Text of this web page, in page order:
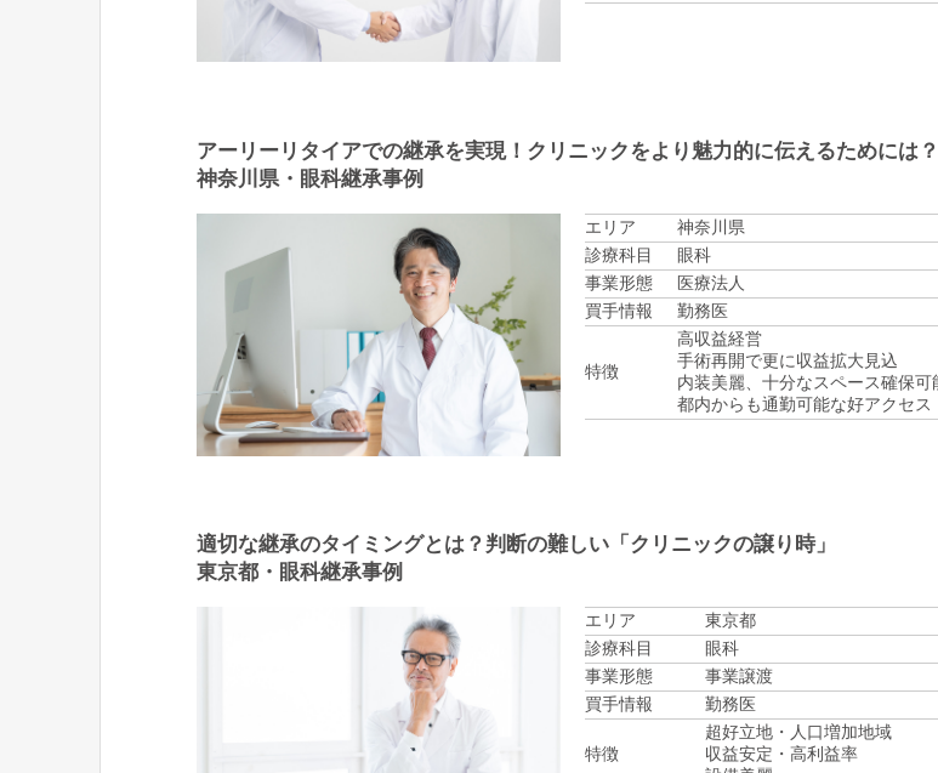
アーリーリタイアでの継承を実現！クリニックをより魅力的に伝えるためには？
神奈川県・眼科継承事例
エリア
神奈川県
診療科目
眼科
事業形態
医療法人
買手情報
勤務医
特徴
高収益経営
手術再開で更に収益拡大見込
内装美麗、十分なスペース確保可
都内からも通勤可能な好アクセス
適切な継承のタイミングとは？判断の難しい「クリニックの譲り時」
東京都・眼科継承事例
エリア
東京都
診療科目
眼科
事業形態
事業譲渡
買手情報
勤務医
特徴
超好立地・人口増加地域
収益安定・高利益率